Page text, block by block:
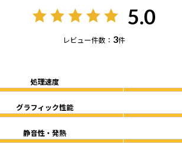
5.0
レビュー件数： 3件
処理速度
グラフィック性能
静音性・発熱